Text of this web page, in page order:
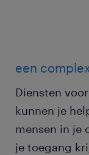
een
Diensten
kunnen je
mensen in je
je toegang